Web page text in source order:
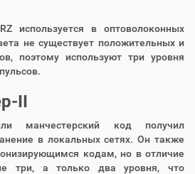
используется в оптоволоконных
не существует положительных и
поэтому используют три уровня
II
манчестерский код получил
в локальных сетях. Он также
кодам, но в отличие
три, а только два уровня, что